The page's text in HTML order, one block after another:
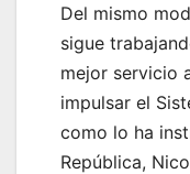
Del mismo
sigue
mejor servicio
impulsar el
como lo ha
República,